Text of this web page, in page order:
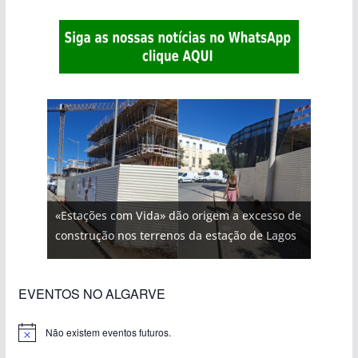
«Estações com Vida» dão origem a excesso de
construção nos terrenos da estação de Lagos
EVENTOS NO ALGARVE
Não existem eventos futuros.